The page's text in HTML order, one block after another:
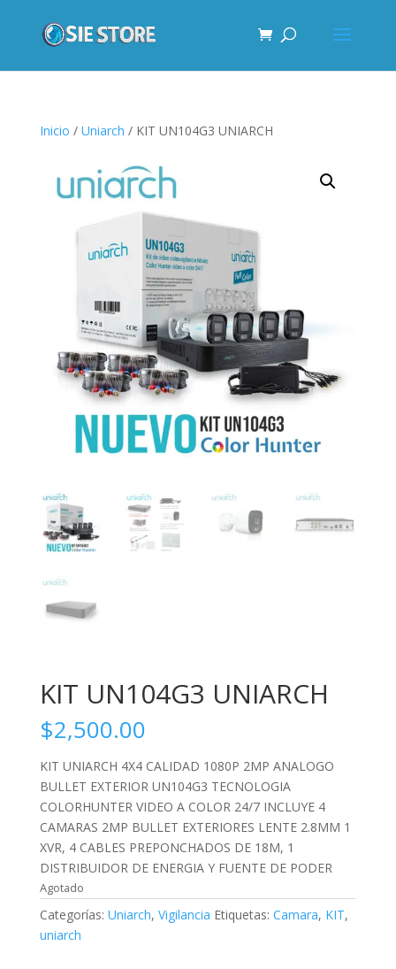
Inicio / Uniarch / KIT UN104G3 UNIARCH
KIT UN104G3 UNIARCH
$2,500.00
KIT UNIARCH 4X4 CALIDAD 1080P 2MP ANALOGO
BULLET EXTERIOR UN104G3 TECNOLOGIA
COLORHUNTER VIDEO A COLOR 24/7 INCLUYE 4
CAMARAS 2MP BULLET EXTERIORES LENTE 2.8MM 1
XVR, 4 CABLES PREPONCHADOS DE 18M, 1
DISTRIBUIDOR DE ENERGIA Y FUENTE DE PODER
Agotado
Categorías: Uniarch, Vigilancia Etiquetas: Camara, KIT,
uniarch